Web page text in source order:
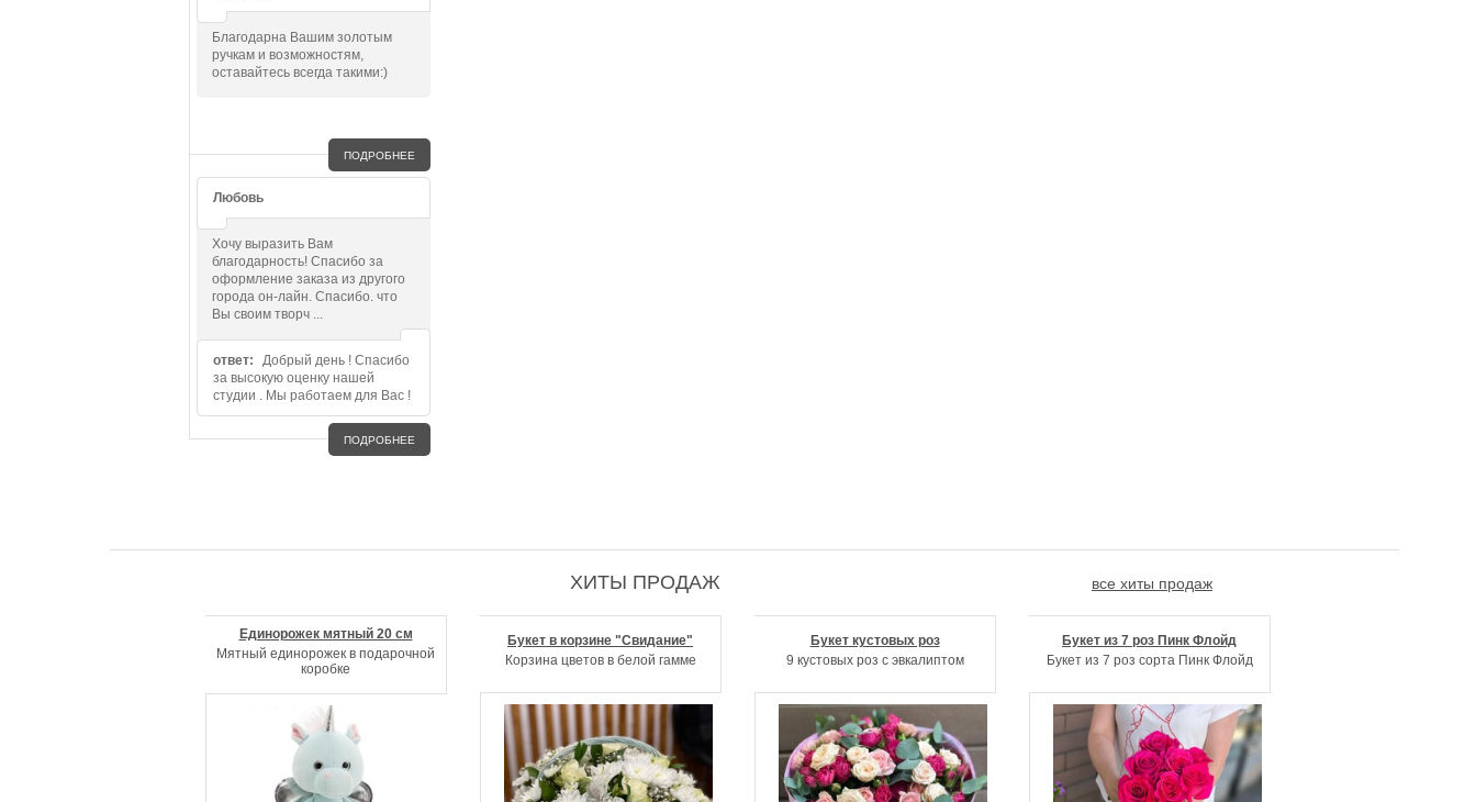
Благодарна Вашим золотым
ручкам и возможностям,
оставайтесь всегда такими:)
ПОДРОБНЕЕ
Любовь
Хочу выразить Вам
благодарность! Спасибо за
оформление заказа из другого
города он-лайн. Спасибо. что
Вы своим творч ...
ответ:
Добрый день ! Спасибо
за высокую оценку нашей
студии . Мы работаем для Вас !
ПОДРОБНЕЕ
все хиты продаж
ХИТЫ ПРОДАЖ
Единорожек мятный 20 см
Мятный единорожек в подарочной
коробке
Букет в корзине "Свидание"
Корзина цветов в белой гамме
Букет кустовых роз
9 кустовых роз с эвкалиптом
Букет из 7 роз Пинк Флойд
Букет из 7 роз сорта Пинк Флойд